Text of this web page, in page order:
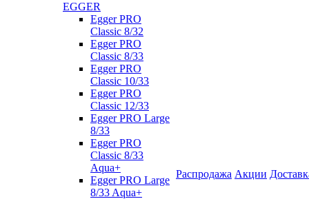
EGGER
Egger PRO
Classic 8/32
Egger PRO
Classic 8/33
Egger PRO
Classic 10/33
Egger PRO
Classic 12/33
Egger PRO Large
8/33
Egger PRO
Classic 8/33
Aqua+
Egger PRO Large
8/33 Aqua+
Распродажа Акции